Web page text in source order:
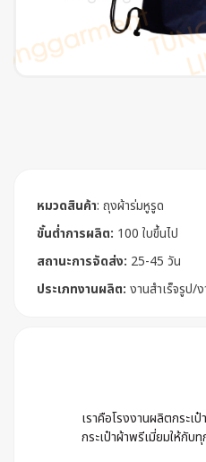
หมวดสินค้า: ถุงผ้าร่มหูรูด
ขั้นต่ำการผลิต: 100 ใบขึ้นไป
สถานะการจัดส่ง: 25-45 วัน
ประเภทงานผลิต: งานสำเร็จรูป/
เราคือโรงงานผลิตกระ
กระเป๋าผ้าพรีเมี่ยมให้กับ